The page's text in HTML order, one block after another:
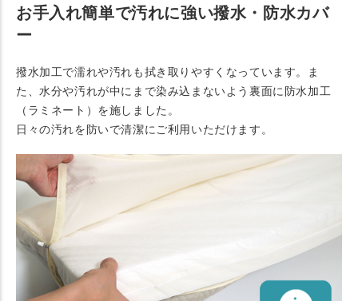
お手入れ簡単で汚れに強い撥水・防水カバ
ー
撥水加工で濡れや汚れも拭き取りやすくなっています。ま
た、水分や汚れが中にまで染み込まないよう裏面に防水加工
（ラミネート）を施しました。
日々の汚れを防いで清潔にご利用いただけます。